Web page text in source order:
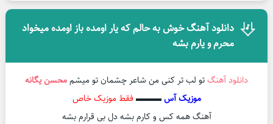
دانلود آهنگ خوش به حالم که یار اومده باز اومده میخواد
محرم و یارم بشه
دانلود آهنگتو لب تر کنی من شاعر چشمان تو میشممحسن یگانه
موزیک آس▬▬▬ فقط موزیک خاص
آهنگ همه کس و کارم بشه دل بی قرارم بشه